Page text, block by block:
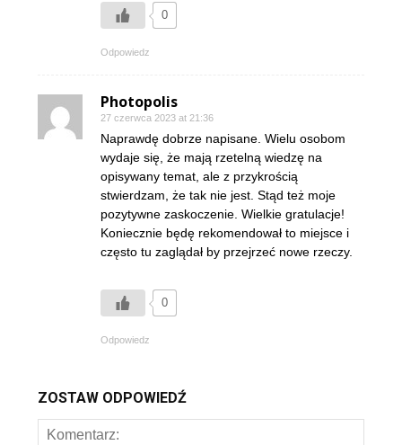
0
Odpowiedz
Photopolis
27 czerwca 2023 at 21:36
Naprawdę dobrze napisane. Wielu osobom
wydaje się, że mają rzetelną wiedzę na
opisywany temat, ale z przykrością
stwierdzam, że tak nie jest. Stąd też moje
pozytywne zaskoczenie. Wielkie gratulacje!
Koniecznie będę rekomendował to miejsce i
często tu zaglądał by przejrzeć nowe rzeczy.
0
Odpowiedz
ZOSTAW ODPOWIEDŹ